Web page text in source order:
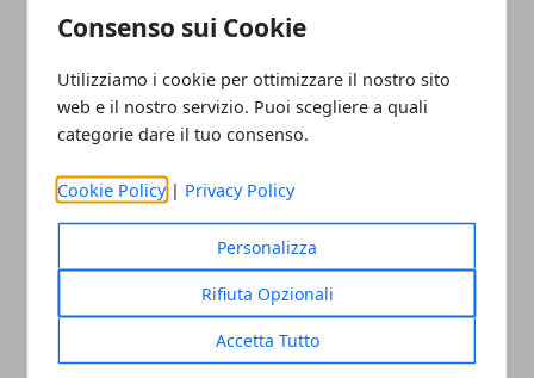
Consenso sui Cookie
Utilizziamo i cookie per ottimizzare il nostro sito
web e il nostro servizio. Puoi scegliere a quali
categorie dare il tuo consenso.
Cookie Policy | Privacy Policy
Personalizza
Rifiuta Opzionali
Accetta Tutto
L'importanza delle specializzazioni
impresa online
25/03/2024